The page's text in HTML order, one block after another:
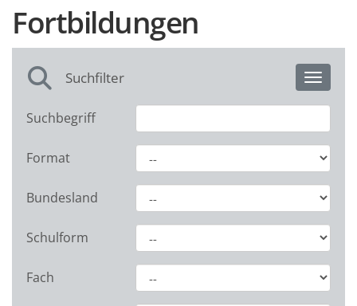
Fortbildungen
Toggle
Suchfilter
Suchbegriff
Format
Bundesland
Schulform
Fach